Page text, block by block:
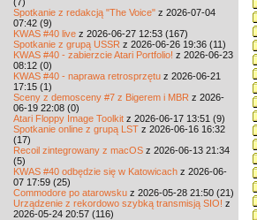
Spotkanie z redakcją "The Voice" z 2026-07-04
07:42 (9)
KWAS #40 live z 2026-06-27 12:53 (167)
Spotkanie z grupą USSR z 2026-06-26 19:36 (11)
KWAS #40 - zabierzcie Atari Portfolio! z 2026-06-23
08:12 (0)
KWAS #40 - naprawa retrosprzętu z 2026-06-21
17:15 (1)
Sceny z demosceny #7 z Bigerem i MBR z 2026-
06-19 22:08 (0)
Atari Floppy Image Toolkit z 2026-06-17 13:51 (9)
Spotkanie online z grupą LST z 2026-06-16 16:32
(17)
Recoil zintegrowany z macOS z 2026-06-13 21:34
(5)
KWAS #40 odbędzie się w Katowicach z 2026-06-
07 17:59 (25)
Commodore po atarowsku z 2026-05-28 21:50 (21)
Urządzenie z rekordowo szybką transmisją SIO! z
2026-05-24 20:57 (116)